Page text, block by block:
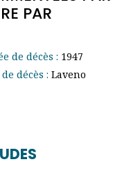
PAR
de décès : 1947
décès : Laveno